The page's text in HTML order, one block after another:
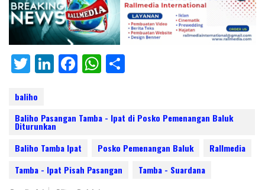
T
itt
er
Li
e
dI
n
F
b
o
o
k
W
s
A
p
p
e
baliho
Baliho Pasangan Tamba - Ipat di Posko Pemenangan Baluk
Diturunkan
Baliho Tamba Ipat
Posko Pemenangan Baluk
Rallmedia
Tamba - Ipat Pisah Pasangan
Tamba - Suardana